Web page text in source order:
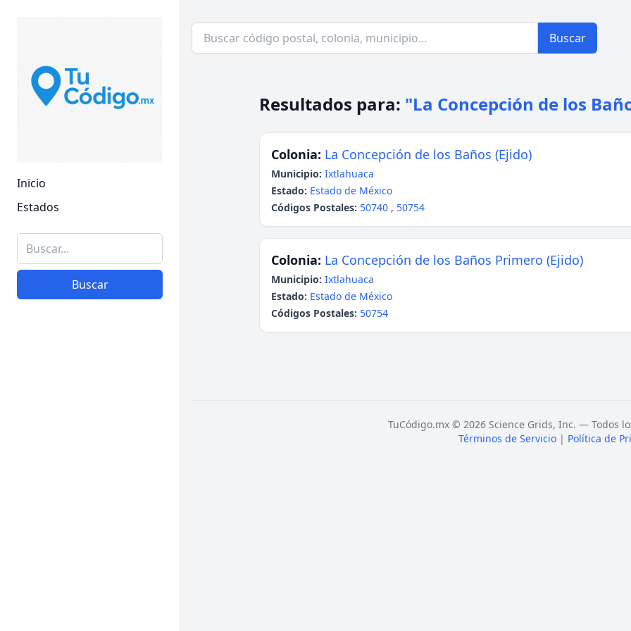
Inicio
Estados
Buscar
Buscar
Resultados para: "La Concepción de los
Colonia: La Concepción de los Baños (Ejido)
Municipio: Ixtlahuaca
Estado: Estado de México
Códigos Postales: 50740 , 50754
Colonia: La Concepción de los Baños Primero (Ejido)
Municipio: Ixtlahuaca
Estado: Estado de México
Códigos Postales: 50754
TuCódigo.mx © 2026 Science Grids, Inc. — Todos
Términos de Servicio | Política de